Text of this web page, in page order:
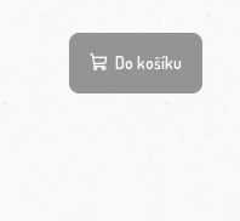
Do košíku